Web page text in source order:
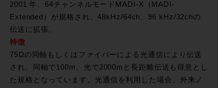
2001 年、64チャンネルモードMADI-X（MADI-
Extended）が規格され、48kHz/64ch、96 kHz/32chの
伝送に拡張。
特徴
75Ωの同軸もしくはファイバーによる光通信により伝送
され、同軸で100m、光で2000mと長距離伝送も得意とし
た規格となっています。光通信を利用した場合、外来ノ